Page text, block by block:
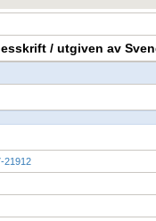
/ utgiven av
21912